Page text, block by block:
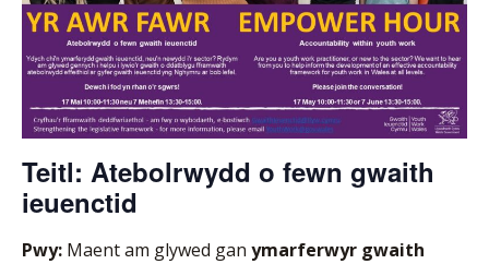
Teitl: Atebolrwydd o fewn gwaith
ieuenctid
Pwy: Maent am glywed gan ymarferwyr gwaith